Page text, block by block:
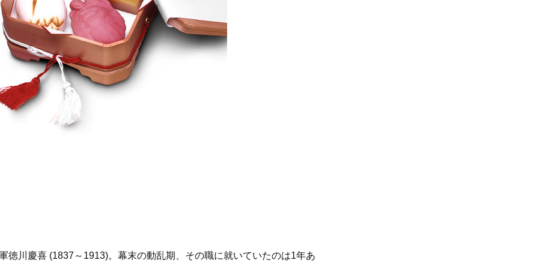
徳川慶喜 (1837～1913)。幕末の動乱期、その職に就いていたのは1年あ